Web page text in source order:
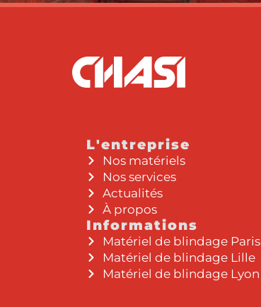
L'entreprise
Nos matériels
Nos services
Actualités
À propos
Informations
Matériel de blindage Paris
Matériel de blindage Lille
Matériel de blindage Lyon